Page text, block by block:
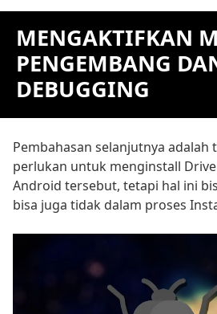
MENGAKTIFKAN
PENGEMBANG
DEBUGGING
Pembahasan selanjutnya adalah
perlukan untuk menginstall
Android tersebut, tetapi hal ini
bisa juga tidak dalam proses